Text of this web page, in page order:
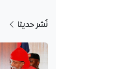
نُشر حديثا